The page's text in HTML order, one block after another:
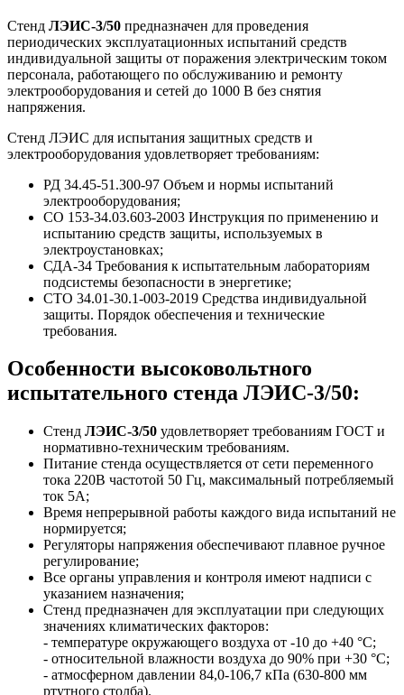
Стенд ЛЭИС-3/50 предназначен для проведения
периодических эксплуатационных испытаний средств
индивидуальной защиты от поражения электрическим током
персонала, работающего по обслуживанию и ремонту
электрооборудования и сетей до 1000 В без снятия
напряжения.
Стенд ЛЭИС для испытания защитных средств и
электрооборудования удовлетворяет требованиям:
РД 34.45-51.300-97 Объем и нормы испытаний
электрооборудования;
СО 153-34.03.603-2003 Инструкция по применению и
испытанию средств защиты, используемых в
электроустановках;
СДА-34 Требования к испытательным лабораториям
подсистемы безопасности в энергетике;
СТО 34.01-30.1-003-2019 Средства индивидуальной
защиты. Порядок обеспечения и технические
требования.
Особенности высоковольтного
испытательного стенда ЛЭИС-3/50:
Стенд ЛЭИС-3/50 удовлетворяет требованиям ГОСТ и
нормативно-техническим требованиям.
Питание стенда осуществляется от сети переменного
тока 220В частотой 50 Гц, максимальный потребляемый
ток 5А;
Время непрерывной работы каждого вида испытаний не
нормируется;
Регуляторы напряжения обеспечивают плавное ручное
регулирование;
Все органы управления и контроля имеют надписи с
указанием назначения;
Стенд предназначен для эксплуатации при следующих
значениях климатических факторов:
- температуре окружающего воздуха от -10 до +40 °C;
- относительной влажности воздуха до 90% при +30 °C;
- атмосферном давлении 84,0-106,7 кПа (630-800 мм
ртутного столба).